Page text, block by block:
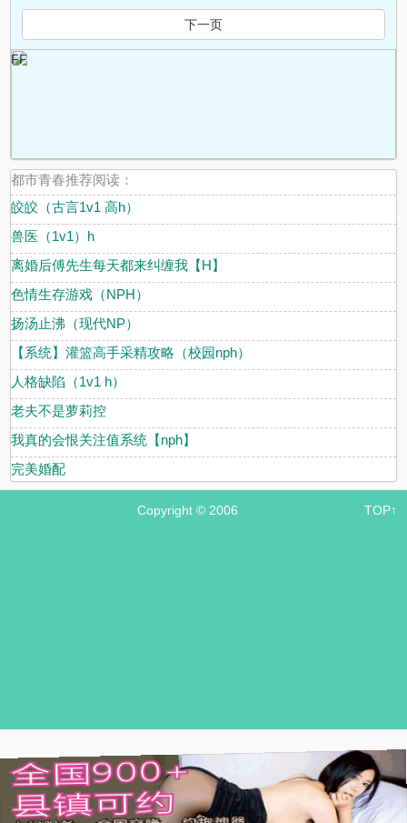
下一页
FF
都市青春推荐阅读：
皎皎（古言1v1 高h）
兽医（1v1）h
离婚后傅先生每天都来纠缠我【H】
色情生存游戏（NPH）
扬汤止沸（现代NP）
【系统】灌篮高手采精攻略（校园nph）
人格缺陷（1v1 h）
老夫不是萝莉控
我真的会恨关注值系统【nph】
完美婚配
Copyright © 2006 TOP↑